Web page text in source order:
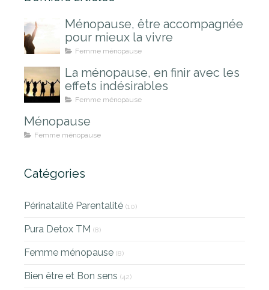
Ménopause, être accompagnée
pour mieux la vivre
Femme ménopause
La ménopause, en finir avec les
effets indésirables
Femme ménopause
Ménopause
Femme ménopause
Catégories
Périnatalité Parentalité (10)
Pura Detox TM (8)
Femme ménopause (8)
Bien être et Bon sens (42)